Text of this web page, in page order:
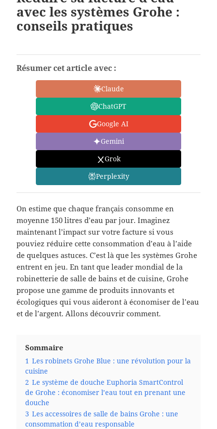
avec les systèmes Grohe :
conseils pratiques
Résumer cet article avec :
Claude
ChatGPT
Google AI
Gemini
Grok
Perplexity
On estime que chaque français consomme en
moyenne 150 litres d’eau par jour. Imaginez
maintenant l’impact sur votre facture si vous
pouviez réduire cette consommation d’eau à l’aide
de quelques astuces. C’est là que les systèmes Grohe
entrent en jeu. En tant que leader mondial de la
robinetterie de salle de bains et de cuisine, Grohe
propose une gamme de produits innovants et
écologiques qui vous aideront à économiser de l’eau
et de l’argent. Allons découvrir comment.
Sommaire
1 Les robinets Grohe Blue : une révolution pour la
cuisine
2 Le système de douche Euphoria SmartControl
de Grohe : économiser l’eau tout en prenant une
douche
3 Les accessoires de salle de bains Grohe : une
consommation d’eau responsable